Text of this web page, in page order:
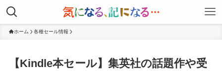
ホーム 各種セール情報
【Kindle本セール】集英社の話題作や受